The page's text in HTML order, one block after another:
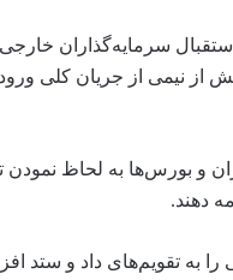
سرمایه‌گذاران
بیش از نیمی از جریان
و بورس‌ها به لحاظ نمودن